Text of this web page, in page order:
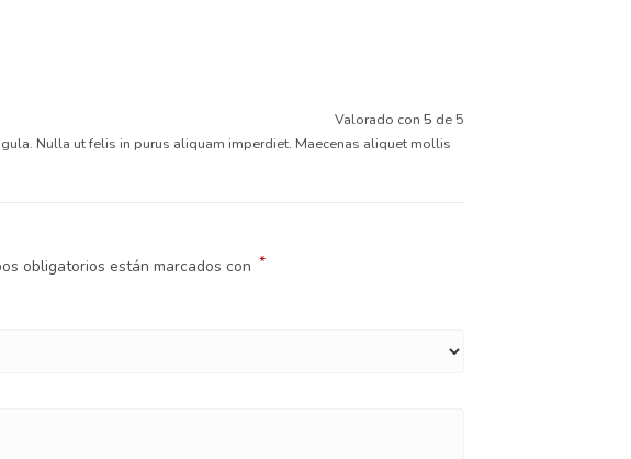
Valorado con 5 de 5
Nulla ut felis in purus aliquam imperdiet. Maecenas aliquet mollis
obligatorios están marcados con *